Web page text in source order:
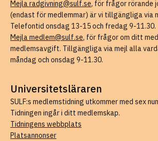
Mejla radgivning@sulf.se, för frågor rörande
(endast för medlemmar) är vi tillgängliga via
Telefontid onsdag 13-15 och fredag 9-11.30.
Mejla medlem@sulf.se, för frågor om ditt
medlemsavgift. Tillgängliga via mejl alla
måndag och onsdag 9-11.30.
Universitetsläraren
SULF:s medlemstidning utkommer med sex
Tidningen ingår i ditt medlemskap.
Tidningens webbplats
Platsannonser